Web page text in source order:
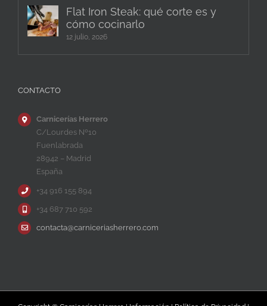
Flat Iron Steak: qué corte es y
cómo cocinarlo
12 julio, 2026
CONTACTO
Carnicerías Herrero
C/Lourdes Nº10
Fuenlabrada
28942 – Madrid
España
+34 916 155 894
+34 687 710 592
contacta@carniceriasherrero.com